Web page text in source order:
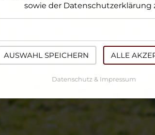
sowie der Datenschutzerklärung
AUSWAHL SPEICHERN ALLE
Datenschutz & Impressum